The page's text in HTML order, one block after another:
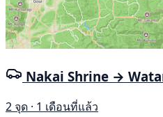
Nakai Shrine →
2 จุด · 1 เดือนที่แล้ว